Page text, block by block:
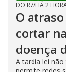
DO R7/HÁ 2
O atraso
cortar
doença
A tardia lei